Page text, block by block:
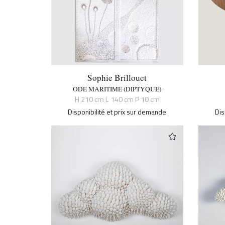
Sophie Brillouet
ODE MARITIME (DIPTYQUE)
H 210 cm L 140 cm P 10 cm
Disponibilité et prix sur demande